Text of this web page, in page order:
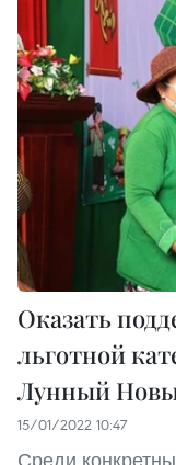
Оказать
льготной
Лунный
15/01/2022 10:47